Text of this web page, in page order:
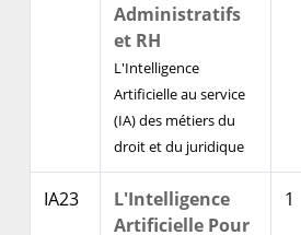
Administratifs
et RH
L'Intelligence
Artificielle au service
(IA) des métiers du
droit et du juridique
IA23
L'Intelligence
Artificielle Pour
1